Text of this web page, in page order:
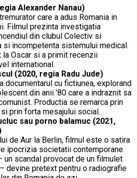
Alexander Nanau)
care a adus Romania in
Filmul prezinta investigatia
din clubul Colectiv si
si incompetenta sistemului medical.
Oscar si a primit recenzii
international.
(2020, regia Radu Jude)
documentarul cu fictiunea, explorand
din anii ’80 care a indraznit sa
Productia se remarca prin
prin forta mesajului social.
sau porno balamuc (2021,
de Aur la Berlin, filmul este o satira
ipocrizia societatii contemporane.
un scandal provocat de un filmulet
devine pretext pentru o radiografie